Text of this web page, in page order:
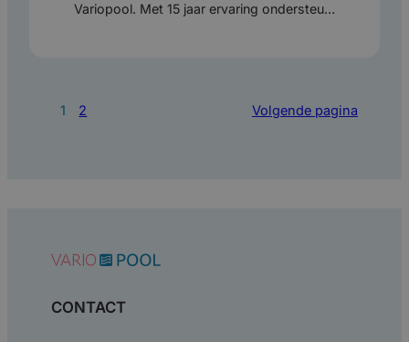
Variopool. Met 15 jaar ervaring ondersteunt
1 2 Volgende pagina
CONTACT